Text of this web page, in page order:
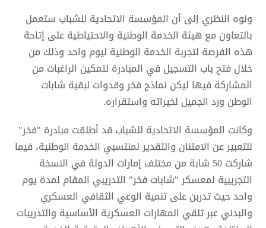
ونوه النظري إلى أن المؤسسة الاتحادية للشباب ستعمل
بالتعاون مع هيئة الخدمة الوطنية والاحتياطية على إتاحة
هذه الفرصة لتجربة الخدمة الوطنية ليوم واحد وذلك من
خلال فتح باب التسجيل في المبادرة لتمكين الراغبات من
المشاركة فيها ليكن نماذج فخر وقدوات لبقية شابات
الوطن ورد الجميل لخيراته واستقراره.
وكانت المؤسسة الاتحادية للشباب قد أطلقت مبادرة "فخر"
للتعبير عن الامتنان والتقدير لمنتسبي الخدمة الوطنية، فيما
شاركت 50 شابة من مختلف إمارات الدولة في النسخة
التجريبية لمعسكر "شابات فخر" التدريبي المقام لمدة يوم
واحد حيث تدربن على تنمية الوعي الثقافي العسكري
والبدني عبر تلقي المهارات العسكرية الأساسية والتدريبات